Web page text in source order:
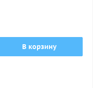
В корзину